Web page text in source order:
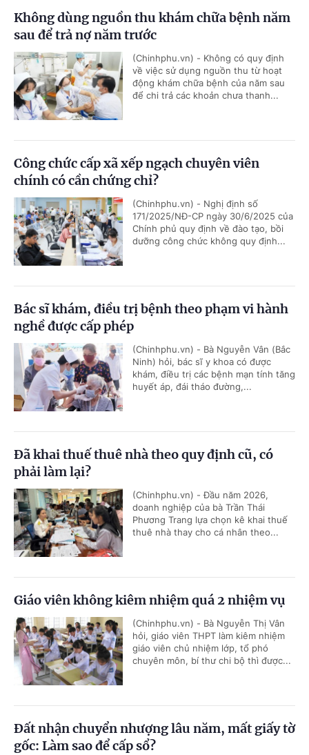
Không dùng nguồn thu khám chữa bệnh năm
sau để trả nợ năm trước
(Chinhphu.vn) - Không có quy định
về việc sử dụng nguồn thu từ hoạt
động khám chữa bệnh của năm sau
để chi trả các khoản chưa thanh...
Công chức cấp xã xếp ngạch chuyên viên
chính có cần chứng chỉ?
(Chinhphu.vn) - Nghị định số
171/2025/NĐ-CP ngày 30/6/2025 của
Chính phủ quy định về đào tạo, bồi
dưỡng công chức không quy định...
Bác sĩ khám, điều trị bệnh theo phạm vi hành
nghề được cấp phép
(Chinhphu.vn) - Bà Nguyễn Vân (Bắc
Ninh) hỏi, bác sĩ y khoa có được
khám, điều trị các bệnh mạn tính tăng
huyết áp, đái tháo đường,...
Đã khai thuế thuê nhà theo quy định cũ, có
phải làm lại?
(Chinhphu.vn) - Đầu năm 2026,
doanh nghiệp của bà Trần Thái
Phương Trang lựa chọn kê khai thuế
thuê nhà thay cho cá nhân theo...
Giáo viên không kiêm nhiệm quá 2 nhiệm vụ
(Chinhphu.vn) - Bà Nguyễn Thị Vân
hỏi, giáo viên THPT làm kiêm nhiệm
giáo viên chủ nhiệm lớp, tổ phó
chuyên môn, bí thư chi bộ thì được...
Đất nhận chuyển nhượng lâu năm, mất giấy tờ
gốc: Làm sao để cấp sổ?